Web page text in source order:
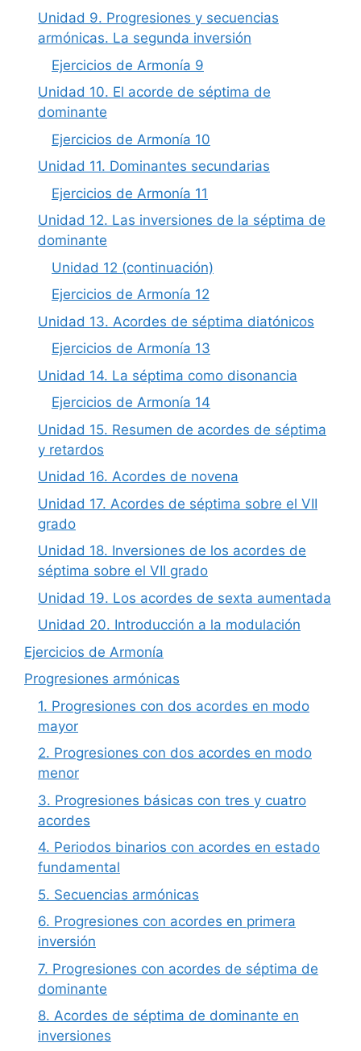
Unidad 9. Progresiones y secuencias
armónicas. La segunda inversión
Ejercicios de Armonía 9
Unidad 10. El acorde de séptima de
dominante
Ejercicios de Armonía 10
Unidad 11. Dominantes secundarias
Ejercicios de Armonía 11
Unidad 12. Las inversiones de la séptima de
dominante
Unidad 12 (continuación)
Ejercicios de Armonía 12
Unidad 13. Acordes de séptima diatónicos
Ejercicios de Armonía 13
Unidad 14. La séptima como disonancia
Ejercicios de Armonía 14
Unidad 15. Resumen de acordes de séptima
y retardos
Unidad 16. Acordes de novena
Unidad 17. Acordes de séptima sobre el VII
grado
Unidad 18. Inversiones de los acordes de
séptima sobre el VII grado
Unidad 19. Los acordes de sexta aumentada
Unidad 20. Introducción a la modulación
Ejercicios de Armonía
Progresiones armónicas
1. Progresiones con dos acordes en modo
mayor
2. Progresiones con dos acordes en modo
menor
3. Progresiones básicas con tres y cuatro
acordes
4. Periodos binarios con acordes en estado
fundamental
5. Secuencias armónicas
6. Progresiones con acordes en primera
inversión
7. Progresiones con acordes de séptima de
dominante
8. Acordes de séptima de dominante en
inversiones